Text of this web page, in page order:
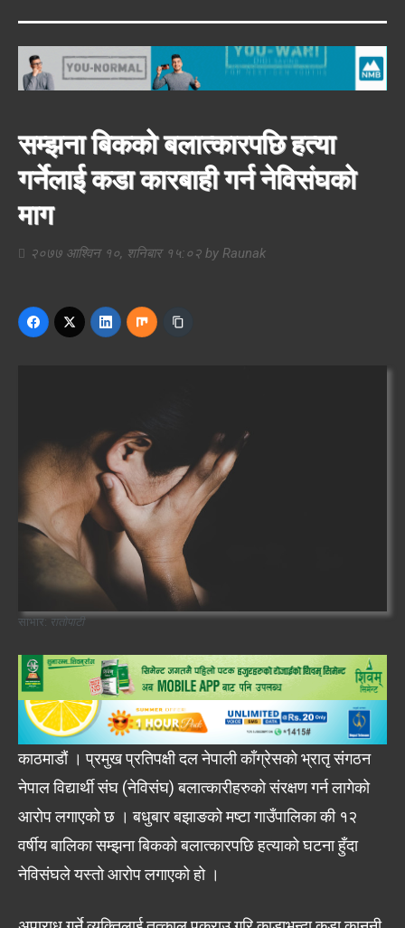
सम्झना बिकको बलात्कारपछि हत्या
गर्नेलाई कडा कारबाही गर्न नेविसंघको
माग
२०७७ आश्विन १०, शनिबार १५:०२ by Raunak
साभार: रातोपाटी
काठमाडौं । प्रमुख प्रतिपक्षी दल नेपाली काँग्रेसको भ्रातृ संगठन
नेपाल विद्यार्थी संघ (नेविसंघ) बलात्कारीहरुको संरक्षण गर्न लागेको
आरोप लगाएको छ । बधुबार बझाङको मष्टा गाउँपालिका की १२
वर्षीय बालिका सम्झना बिकको बलात्कारपछि हत्याको घटना हुँदा
नेविसंघले यस्तो आरोप लगाएको हो ।